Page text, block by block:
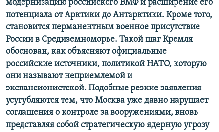
модернизацию российского ВМФ и расширение его
потенциала от Арктики до Антарктики. Кроме того,
становится перманентным военное присутствие
России в Средиземноморье. Такой шаг Кремля
обоснован, как объясняют официальные
российские источники, политикой НАТО, которую
они называют неприемлемой и
экспансионистской. Подобные резкие заявления
усугубляются тем, что Москва уже давно нарушает
соглашения о контроле за вооружениями, вновь
представляя собой стратегическую ядерную угрозу